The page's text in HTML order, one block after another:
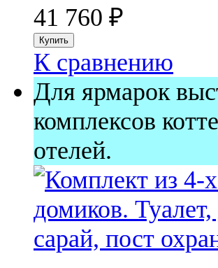
41 760 ₽
К сравнению
Для ярмарок
комплексов
отелей.